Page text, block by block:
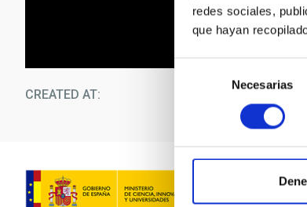
redes sociales,
que hayan
Selección
consentimiento
Necesarias
CREATED AT